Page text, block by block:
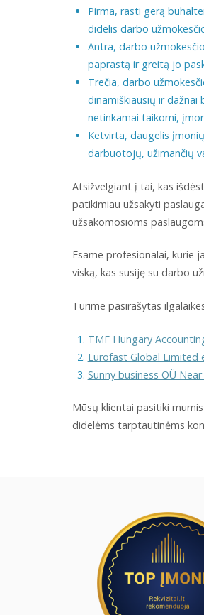
Pirma, rasti gerą
didelis darbo
Antra, darbo
paprastą ir greitą jo
Trečia, darbo
dinamiškiausių ir
netinkamai taikomi,
Ketvirta, daugelis
darbuotojų, užimančių
Atsižvelgiant į tai, kas
patikimiau užsakyti
užsakomosioms
Esame profesionalai, kurie
viską, kas susiję su darbo
Turime pasirašytas
TMF Hungary
Eurofast Global Limited
Sunny business OÜ
Mūsų klientai pasitiki
didelėms tarptautinėms